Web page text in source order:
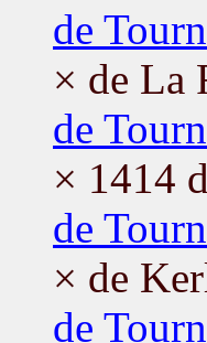
de
× de La
de
× 1414
de
× de
de